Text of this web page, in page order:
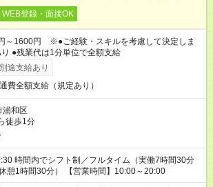
WEB登録・面接OK
～1600円 ※●ご経験・スキルを考慮して決定しま
●残業代は1分単位で全額支給
途支給あり
費全額支給（規定あり）
浦和区
徒歩1分
働7時間30分
憩1時間30分） 【営業時間】10:00～20:00